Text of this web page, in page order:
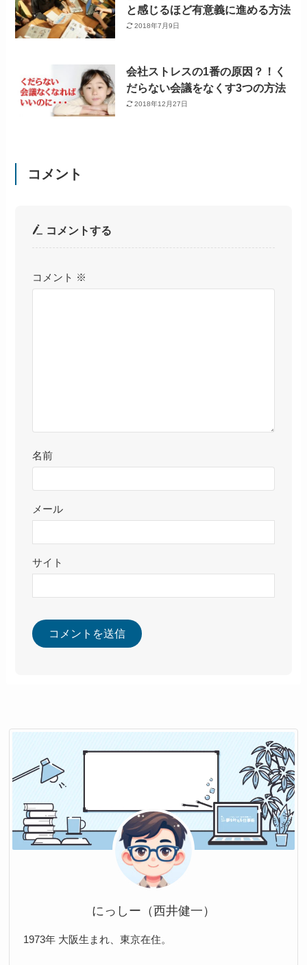
と感じるほど有意義に進める方法
2018年7月9日
会社ストレスの1番の原因？！く
だらない会議をなくす3つの方法
2018年12月27日
コメント
コメントする
コメント ※
名前
メール
サイト
にっしー（西井健一）
1973年 大阪生まれ、東京在住。